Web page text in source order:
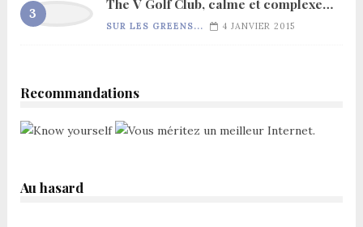
The V Golf Club, calme et complexe…
SUR LES GREENS... 4 JANVIER 2015
Recommandations
Au hasard